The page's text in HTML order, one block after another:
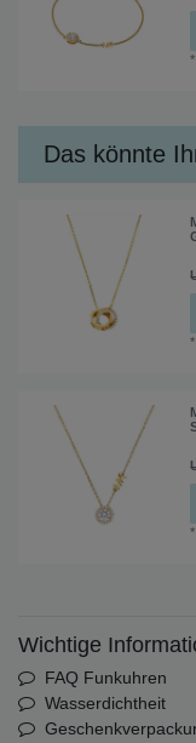
*
Das könnte
*
*
Wichtige
FAQ Funkuhren
Wasserdichtheit